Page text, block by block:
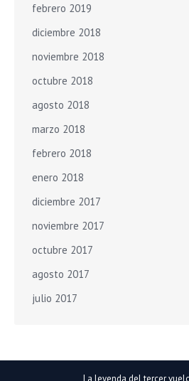
febrero 2019
diciembre 2018
noviembre 2018
octubre 2018
agosto 2018
marzo 2018
febrero 2018
enero 2018
diciembre 2017
noviembre 2017
octubre 2017
agosto 2017
julio 2017
La leyenda del tercer